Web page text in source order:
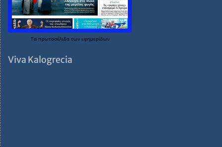
Τα πρωτοσέλιδα των εφημερίδων
Viva Kalogrecia